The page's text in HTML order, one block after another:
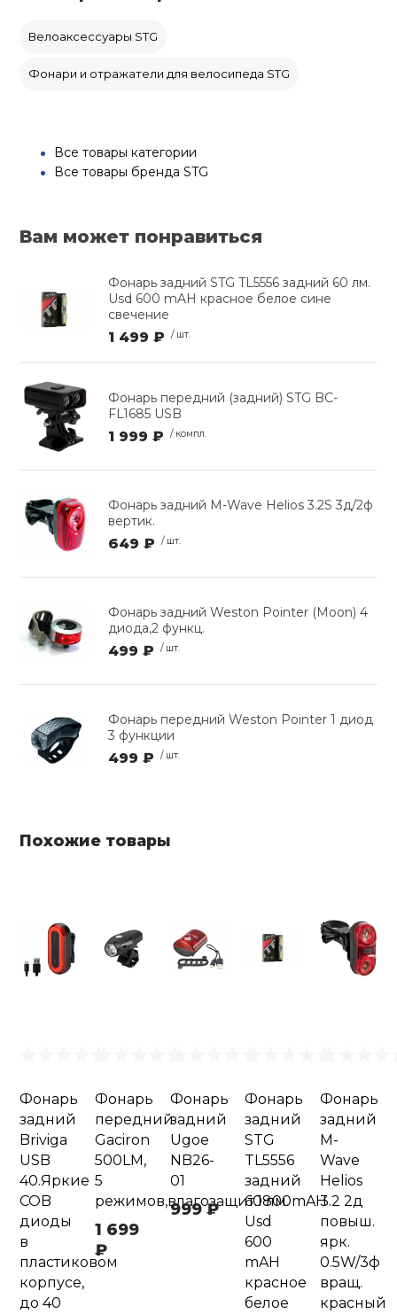
Велоаксессуары STG
Фонари и отражатели для велосипеда STG
Все товары категории
Все товары бренда STG
Вам может понравиться
Фонарь задний STG TL5556 задний 60 лм.
Usd 600 mAH красное белое сине
свечение
1 499 ₽ / шт.
Фонарь передний (задний) STG BC-
FL1685 USB
1 999 ₽ / компл.
Фонарь задний M-Wave Helios 3.2S 3д/2ф
вертик.
649 ₽ / шт.
Фонарь задний Weston Pointer (Moon) 4
диода,2 функц.
499 ₽ / шт.
Фонарь передний Weston Pointer 1 диод
3 функции
499 ₽ / шт.
Похожие товары
Фонарь
задний
Briviga
USB
40.Яркие
COB
диоды
в
пластиковом
корпусе,
до 40
Фонарь
передний
Gaciron
500LM,
5
режимов,влагозащит.1800mAH
1 699
₽
Фонарь
задний
Ugoe
NB26-
01
999 ₽
Фонарь
задний
STG
TL5556
задний
60 лм.
Usd
600
mAH
красное
белое
Фонарь
задний
M-
Wave
Helios
3.2 2д
повыш.
ярк.
0.5W/3ф
вращ.
красный